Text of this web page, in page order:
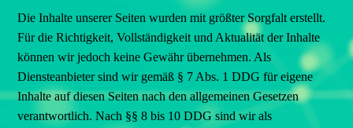
Die Inhalte unserer Seiten wurden mit größter Sorgfalt erstellt.
Für die Richtigkeit, Vollständigkeit und Aktualität der Inhalte
können wir jedoch keine Gewähr übernehmen. Als
Diensteanbieter sind wir gemäß § 7 Abs. 1 DDG für eigene
Inhalte auf diesen Seiten nach den allgemeinen Gesetzen
verantwortlich. Nach §§ 8 bis 10 DDG sind wir als